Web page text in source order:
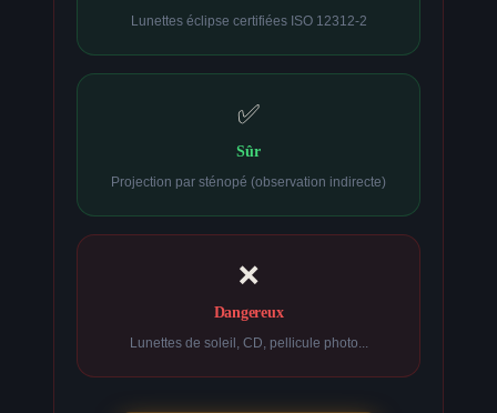
Lunettes éclipse certifiées ISO 12312-2
✅
Sûr
Projection par sténopé (observation indirecte)
❌
Dangereux
Lunettes de soleil, CD, pellicule photo...